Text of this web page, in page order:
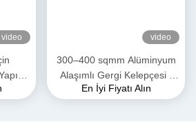
video video
300–400 sqmm Alüminyum
Alaşımlı Gergi Kelepçesi |
ACSR & AAAC İletkenler için
En İyi Fiyatı Alın